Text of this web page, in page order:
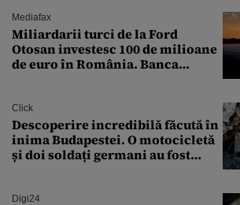
Mediafax
Miliardarii turci de la Ford
Otosan investesc 100 de milioane
de euro în România. Banca
Click
Descoperire incredibilă făcută în
inima Budapestei. O motocicletă
și doi soldați germani au fost
Digi24